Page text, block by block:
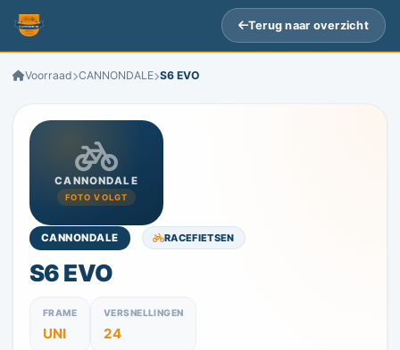
Terug naar overzicht
Voorraad CANNONDALE S6 EVO
CANNONDALE
FOTO VOLGT
CANNONDALE RACEFIETSEN
S6 EVO
FRAME
UNI
VERSNELLINGEN
24